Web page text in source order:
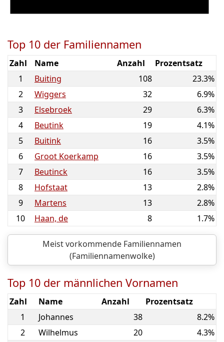
Top 10 der Familiennamen
Zahl Name Anzahl
Prozentsatz
1
Buiting 108
23.3%
2
Wiggers 32
6.9%
3
Elsebroek 29
6.3%
4
Beutink 19
4.1%
5
Buitink 16
3.5%
6
Groot Koerkamp 16
3.5%
7
Beutinck 16
3.5%
8
Hofstaat 13
2.8%
9
Martens 13
2.8%
10
Haan, de 8 1.7%
Meist vorkommende Familiennamen
(Familiennamenwolke)
Top 10 der männlichen Vornamen
Zahl Name Anzahl
Prozentsatz
1
Johannes 38
8.2%
2
Wilhelmus 20
4.3%